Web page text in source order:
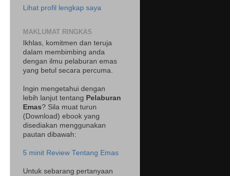
Lihat profil lengkap saya
MAKLUMAT RINGKAS
Ikhlas, komitmen dan teruja
dalam membimbing anda
dengan ilmu pelaburan emas
yang betul secara percuma.
Ingin mengetahui dengan
lebih lanjut tentang Pelaburan
Emas? Sila muat turun
(Download) ebook yang
disediakan menggunakan
pautan dibawah:
5 minit Review Tentang Emas
Untuk sebarang pertanyaan